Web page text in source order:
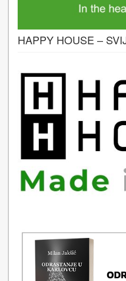
HAPPY HOUSE –